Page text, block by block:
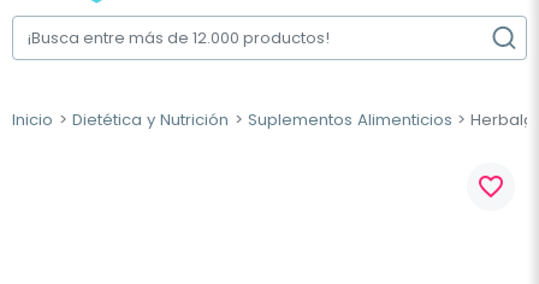
Inicio Dietética y Nutrición Suplementos Alimenticios
favorite_border